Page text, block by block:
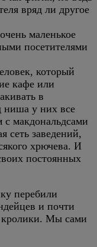
вряд ли другое
маленькое
посетителями
который
кафе или
в
ниша у них все
с макдональдсами
сеть заведений,
хрючева. И
постоянных
перебили
и почти
кролики. Мы сами